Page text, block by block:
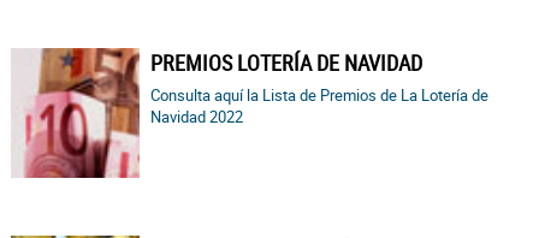
PREMIOS LOTERÍA DE NAVIDAD
Consulta aquí la Lista de Premios de La Lotería de
Navidad 2022